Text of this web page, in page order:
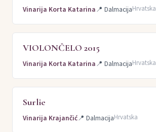
Vinarija Korta Katarina📍 DalmacijaHrvatska
VIOLONČELO 2015
Vinarija Korta Katarina📍 DalmacijaHrvatska
Surlie
Vinarija Krajančić📍 DalmacijaHrvatska